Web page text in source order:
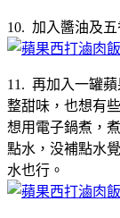
10. 加入醬油及五
11. 再加入一罐
整甜味，也想有
想用電子鍋煮，
點水，没補點水
水也行。